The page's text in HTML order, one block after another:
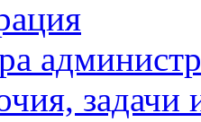
задачи